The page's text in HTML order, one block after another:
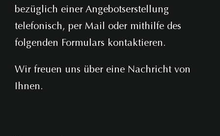
bezüglich einer Angebotserstellung
telefonisch, per Mail oder mithilfe des
folgenden Formulars kontaktieren.
Wir freuen uns über eine Nachricht von
Ihnen.